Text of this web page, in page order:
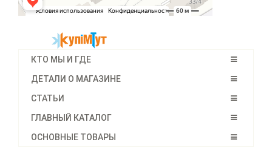
КТО МЫ И ГДЕ
ДЕТАЛИ О МАГАЗИНЕ
СТАТЬИ
ГЛАВНЫЙ КАТАЛОГ
ОСНОВНЫЕ ТОВАРЫ